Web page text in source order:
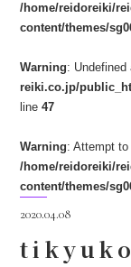
/home/reidoreiki/
content/themes/
Warning:
reiki.co.jp/
line47
Warning: Attempt
/home/reidoreiki/
content/themes/
2020.04.08